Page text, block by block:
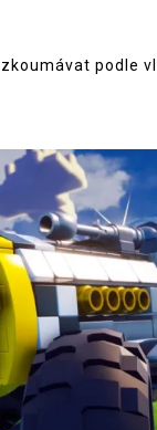
podle